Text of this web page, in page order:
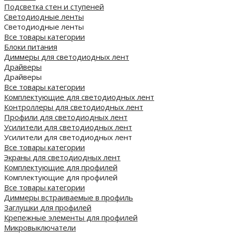
Подсветка стен и ступеней
Светодиодные ленты
Светодиодные ленты
Все товары категории
Блоки питания
Диммеры для светодиодных лент
Драйверы
Драйверы
Все товары категории
Комплектующие для светодиодных лент
Контроллеры для светодиодных лент
Профили для светодиодных лент
Усилители для светодиодных лент
Усилители для светодиодных лент
Все товары категории
Экраны для светодиодных лент
Комплектующие для профилей
Комплектующие для профилей
Все товары категории
Диммеры встраиваемые в профиль
Заглушки для профилей
Крепежные элементы для профилей
Микровыключатели